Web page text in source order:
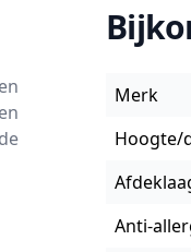
Merk
Hoogte/
Anti-